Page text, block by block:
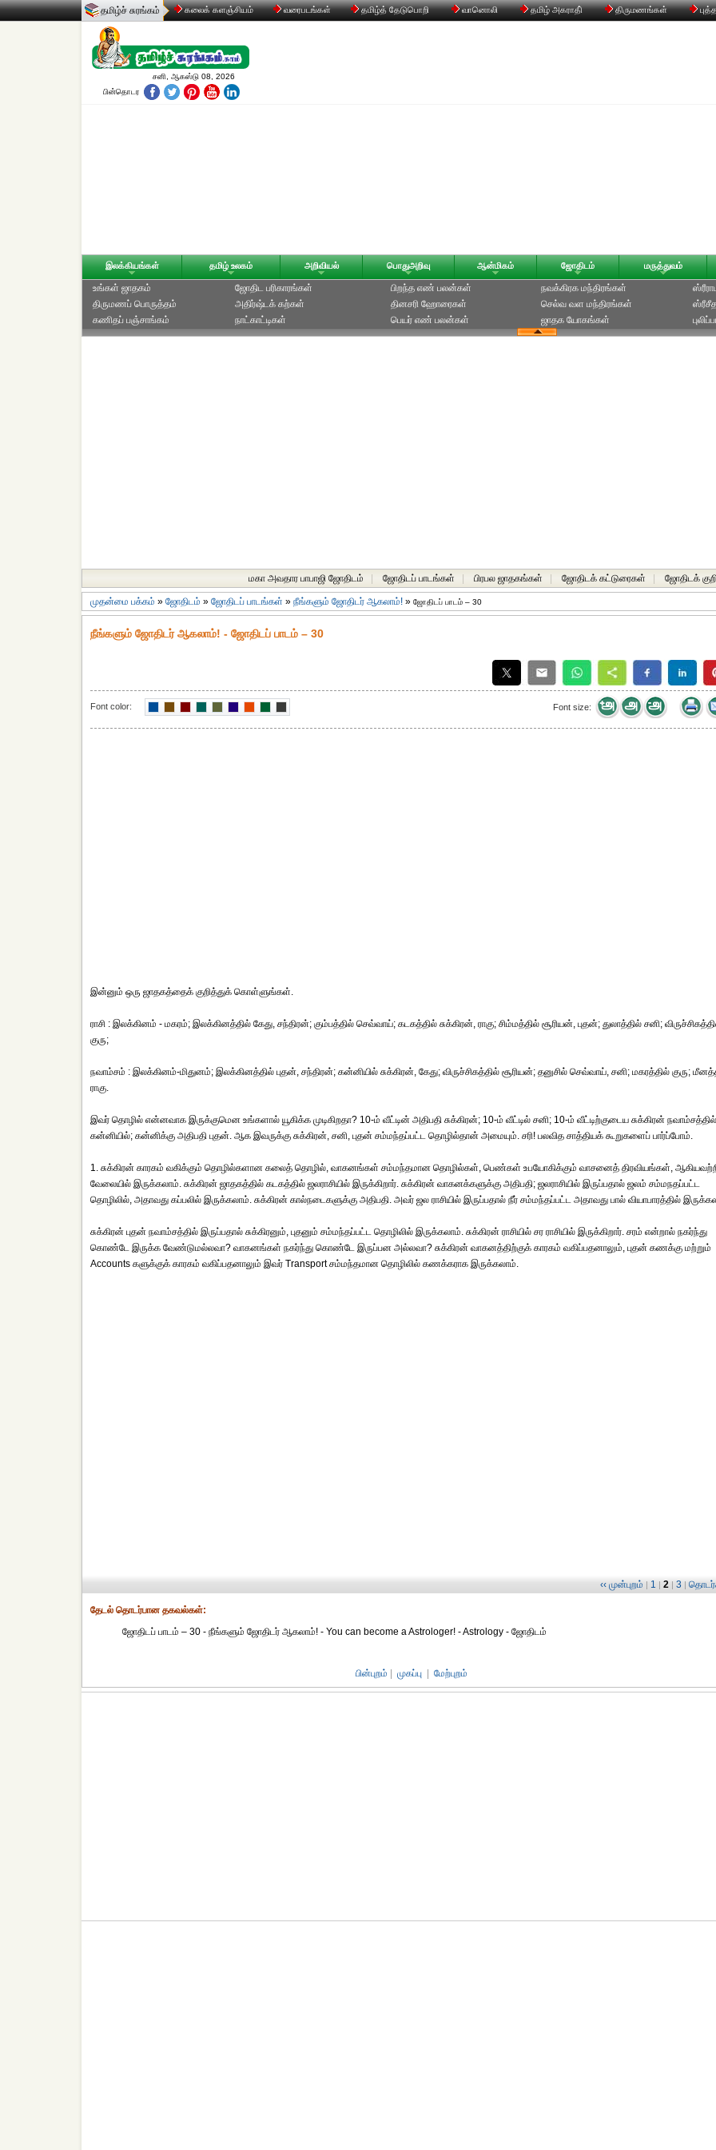
தமிழ்ச் சுரங்கம் கலைக் களஞ்சியம் வரைபடங்கள் தமிழ்த் தேடுபொறி வானொலி தமிழ் அகராதி் திருமணங்கள்
சனி, ஆகஸ்டு 08, 2026
பின்தொடர
இலக்கியங்கள் தமிழ் உலகம் அறிவியல் பொதுஅறிவு ஆன்மிகம் ஜோதிடம் மருத்துவம்
உங்கள் ஜாதகம்
திருமணப் பொருத்தம்
கணிதப் பஞ்சாங்கம்
ஜோதிட ப‌ரிகார‌ங்க‌ள்
அதிர்ஷ்டக் கற்கள்
நாட்காட்டிகள்
பிறந்த எண் பலன்கள்
தினசரி ஹோரைகள்
பெயர் எண் பலன்கள்
நவக்கிரக மந்திரங்கள்
செல்வ வள மந்திரங்கள்
ஜாதக யோகங்கள்
மகா அவதார பாபாஜி ஜோதிடம் ஜோதிடப் பாடங்கள் பிரபல ஜாதகங்கள் ஜோதிடக் கட்டுரைகள் ஜோதிடக்
முதன்மை பக்கம் » ஜோதிடம் » ஜோதிடப் பாடங்கள் » நீங்களும் ஜோதிடர் ஆகலாம்! » ஜோதிடப் பாடம் – 30
நீங்களும் ஜோதிடர் ஆகலாம்! - ஜோதிடப் பாடம் – 30
Font color: Font size:
இன்னும் ஒரு ஜாதகத்தைக் குறித்துக் கொள்ளுங்கள்.
ராசி : இலக்கினம் - மகரம்; இலக்கினத்தில் கேது, சந்திரன்; கும்பத்தில் செவ்வாய்; கடகத்தில் சுக்கிரன், ராகு; சிம்மத்தில் சூரியன், புதன்; துலாத்தில் சனி;
குரு;
நவாம்சம் : இலக்கினம்-மிதுனம்; இலக்கினத்தில் புதன், சந்திரன்; கன்னியில் சுக்கிரன், கேது; விருச்சிகத்தில் சூரியன்; தனுசில் செவ்வாய், சனி; மகரத்தில் குரு;
ராகு.
இவர் தொழில் என்னவாக இருக்குமென உங்களால் யூகிக்க முடிகிறதா? 10-ம் வீட்டின் அதிபதி சுக்கிரன்; 10-ம் வீட்டில் சனி; 10-ம் வீட்டிற்குடைய சுக்கிரன் நவாம்சத்தில்
கன்னியில்; கன்னிக்கு அதிபதி புதன். ஆக இவருக்கு சுக்கிரன், சனி, புதன் சம்மந்தப்பட்ட தொழில்தான் அமையும். சரி! பலவித சாத்தியக் கூறுகளைப் பார்ப்போம்.
1. சுக்கிரன் காரகம் வகிக்கும் தொழில்களான கலைத் தொழில், வாகனங்கள் சம்மந்தமான தொழில்கள், பெண்கள் உபயோகிக்கும் வாசனைத் திரவியங்கள்,
வேலையில் இருக்கலாம். சுக்கிரன் ஜாதகத்தில் கடகத்தில் ஜலராசியில் இருக்கிறார். சுக்கிரன் வாகனக்களுக்கு அதிபதி; ஜலராசியில் இருப்பதால் ஜலம் சம்மநதப்பட்ட
தொழிலில், அதாவது கப்பலில் இருக்கலாம். சுக்கிரன் கால்நடைகளுக்கு அதிபதி. அவர் ஜல ராசியில் இருப்பதால் நீர் சம்மந்தப்பட்ட அதாவது பால் வியாபாரத்தில்
சுக்கிரன் புதன் நவாம்சத்தில் இருப்பதால் சுக்கிரனும், புதனும் சம்மந்தப்பட்ட தொழிலில் இருக்கலாம். சுக்கிரன் ராசியில் சர ராசியில் இருக்கிறார். சரம் என்றால் நகர்ந்து
கொண்டே இருக்க வேண்டுமல்லவா? வாகனங்கள் நகர்ந்து கொண்டே இருப்பன அல்லவா? சுக்கிரன் வாகனத்திற்குக் காரகம் வகிப்பதனாலும், புதன் கணக்கு மற்றும்
Accounts களுக்குக் காரகம் வகிப்பதனாலும் இவர் Transport சம்மந்தமான தொழிலில் கணக்கராக இருக்கலாம்.
‹‹ முன்புறம் | 1 | 2 | 3 |
தேட‌ல் தொட‌ர்பான தகவ‌ல்க‌ள்:
ஜோதிடப் பாடம் – 30 - நீங்களும் ஜோதிடர் ஆகலாம்! - You can become a Astrologer! - Astrology - ஜோதிடம்
பின்புறம் முகப்பு மேற்புறம்